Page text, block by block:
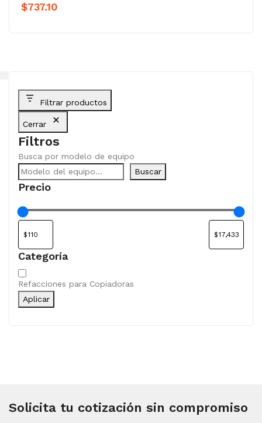
$737.10
Filtrar productos
Cerrar
Filtros
Busca por modelo de equipo
Buscar
Precio
Categoría
Categoría
Refacciones para Copiadoras
Aplicar
Solicita tu cotización sin compromiso